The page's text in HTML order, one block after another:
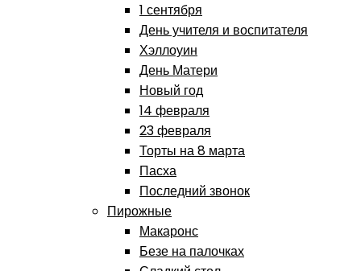
1 сентября
День учителя и воспитателя
Хэллоуин
День Матери
Новый год
14 февраля
23 февраля
Торты на 8 марта
Пасха
Последний звонок
Пирожные
Макаронс
Безе на палочках